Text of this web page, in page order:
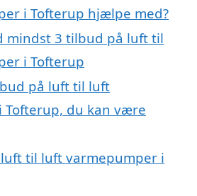
i Tofterup hjælpe med?
mindst 3 tilbud på luft til
i Tofterup
på luft til luft
Tofterup, du kan være
til luft varmepumper i